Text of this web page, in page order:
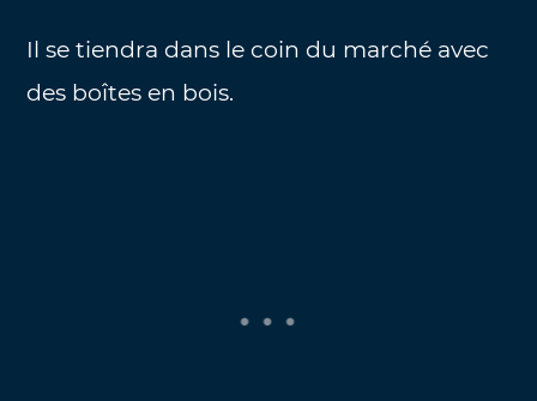
Il se tiendra dans le coin du marché avec
des boîtes en bois.